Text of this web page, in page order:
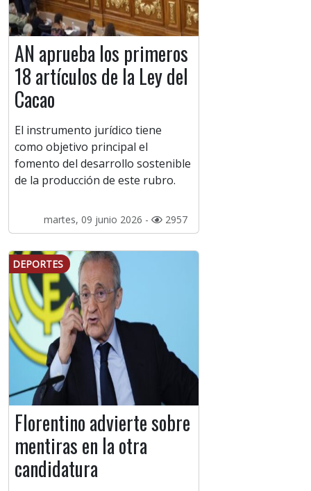
AN aprueba los primeros
18 artículos de la Ley del
Cacao
El instrumento jurídico tiene
como objetivo principal el
fomento del desarrollo sostenible
de la producción de este rubro.
martes, 09 junio 2026 - 2957
DEPORTES
Florentino advierte sobre
mentiras en la otra
candidatura